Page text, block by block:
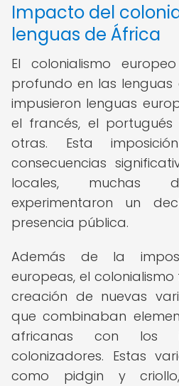
Impacto del
lenguas de África
El colonialismo
profundo en las lenguas
impusieron lenguas
el francés, el
otras. Esta
consecuencias
locales, muchas
experimentaron un
presencia pública.
Además de la
europeas, el
creación de nuevas
que combinaban
africanas con los
colonizadores. Estas
como pidgin y